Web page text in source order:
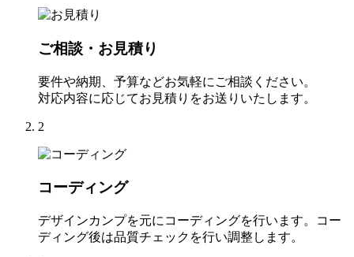
ご相談・お見積り
要件や納期、予算などお気軽にご相談ください。
対応内容に応じてお見積りをお送りいたします。
2
コーディング
デザインカンプを元にコーディングを行います。コー
ディング後は品質チェックを行い調整します。